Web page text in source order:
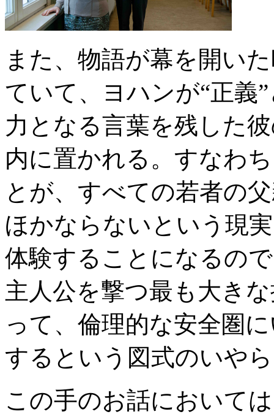
また、物語が幕を開い
ていて、ヨハンが“正義
力となる言葉を残した
内に置かれる。すなわ
とが、すべての若者の
ほかならないという現
体験することになるの
主人公を撃つ最も大き
って、倫理的な安全圏
するという図式のいや
この手のお話において